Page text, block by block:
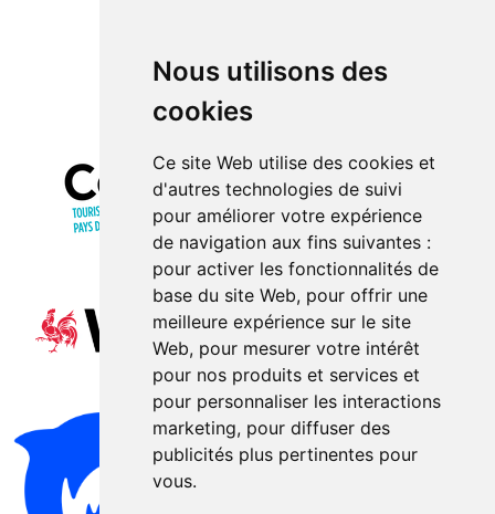
Nous utilisons des
cookies
Ce site Web utilise des cookies et
d'autres technologies de suivi
pour améliorer votre expérience
de navigation aux fins suivantes :
pour activer les fonctionnalités de
base du site Web, pour offrir une
meilleure expérience sur le site
Web, pour mesurer votre intérêt
pour nos produits et services et
pour personnaliser les interactions
marketing, pour diffuser des
publicités plus pertinentes pour
vous.